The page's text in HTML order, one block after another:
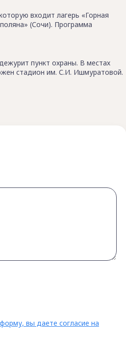
входит лагерь «Горная
(Сочи). Программа
пункт охраны. В местах
стадион им. С.И. Ишмуратовой.
вы даете согласие на